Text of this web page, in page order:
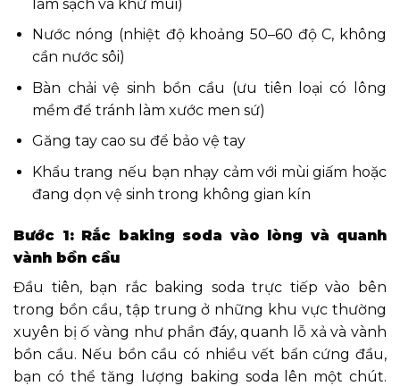
làm sạch và khử mùi)
Nước nóng (nhiệt độ khoảng 50–60 độ C, không
cần nước sôi)
Bàn chải vệ sinh bồn cầu (ưu tiên loại có lông
mềm để tránh làm xước men sứ)
Găng tay cao su để bảo vệ tay
Khẩu trang nếu bạn nhạy cảm với mùi giấm hoặc
đang dọn vệ sinh trong không gian kín
Bước 1: Rắc baking soda vào lòng và quanh
vành bồn cầu
Đầu tiên, bạn rắc baking soda trực tiếp vào bên
trong bồn cầu, tập trung ở những khu vực thường
xuyên bị ố vàng như phần đáy, quanh lỗ xả và vành
bồn cầu. Nếu bồn cầu có nhiều vết bẩn cứng đầu,
bạn có thể tăng lượng baking soda lên một chút.